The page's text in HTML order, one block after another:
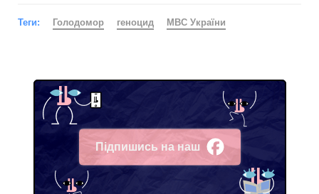
Теги: Голодомор геноцид МВС України
Підпишись на наш
Facebook